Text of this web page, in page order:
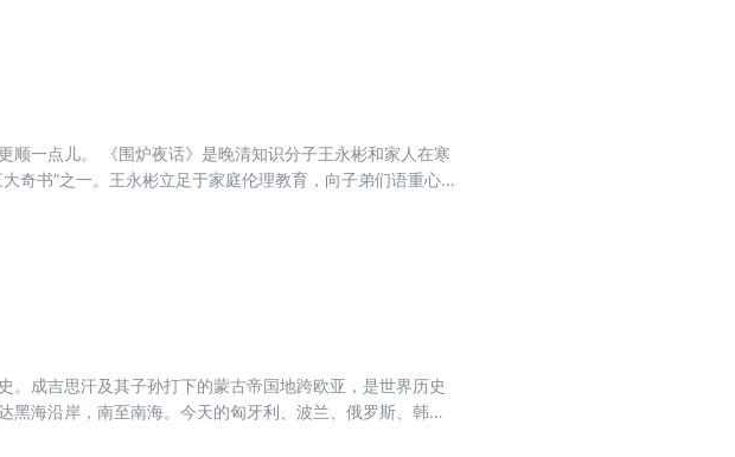
顺一点儿。 《围炉夜话》是晚清知识分子王永彬和家人在寒
奇书”之一。王永彬立足于家庭伦理教育，向子弟们语重心
“享受过程”】 《围炉夜话》：大丈夫处事，论是非，不论
我们跳过事情的开始和过程，直接达到结果，不管正义与
初心和过程，这样才能“享受过程”。 【用良心管自己】
上最廉价的东西是良心，因为谁都可以背叛它；世上最昂贵
人”“穷寇莫追”“做人留一线，他日好相见”，这就是中国人
句，人生就更顺一点儿。 多听老人言，处世更老练！翻开本
成吉思汗及其子孙打下的蒙古帝国地跨欧亚，是世界历史
黑海沿岸，南至南海。今天的匈牙利、波兰、俄罗斯、韩国